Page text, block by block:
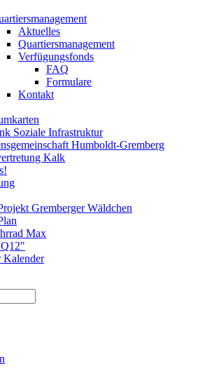
Aktuelles
Quartiersmanagement
Verfügungsfonds
FAQ
Formulare
Kontakt
Soziale Infrastruktur
Humboldt-Gremberg
Kalk
Gremberger Wäldchen
Max
Kalender